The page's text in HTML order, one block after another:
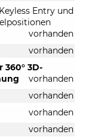
Entry und
vorhanden
vorhanden
3D-
vorhanden
vorhanden
vorhanden
vorhanden